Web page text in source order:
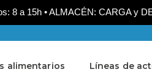
a 15h • ALMACÉN: CARGA y
alimentarios Líneas de